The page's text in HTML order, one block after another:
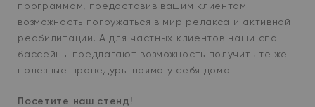
программам, предоставив вашим клиентам
возможность погружаться в мир релакса и активной
реабилитации. А для частных клиентов наши спа-
бассейны предлагают возможность получить те же
полезные процедуры прямо у себя дома.
Посетите наш стенд!